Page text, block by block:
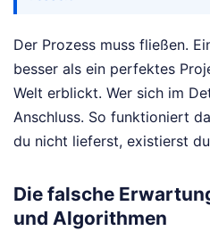
Der Prozess muss fließen.
besser als ein perfektes
Welt erblickt. Wer sich im
Anschluss. So funktioniert
du nicht lieferst, existierst
Die falsche
und Algorithmen